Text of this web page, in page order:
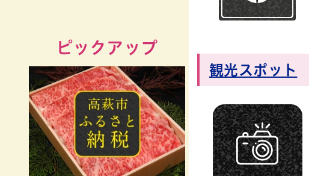
ピックアップ
観光スポット